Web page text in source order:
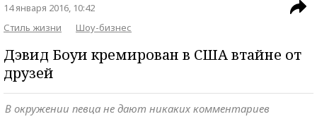
14 января 2016, 10:42
Стиль жизни
Шоу-бизнес
Дэвид Боуи кремирован в США втайне от
друзей
В окружении певца не дают никаких комментариев